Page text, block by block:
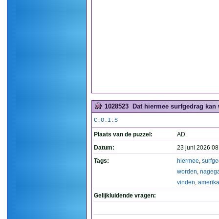
1028523 Dat hiermee surfgedrag
C.O.I.S
Plaats van de puzzel:
AD
Datum:
23 juni 2026
Tags:
hiermee,
worden,
vinden, amerika
Gelijkluidende vragen: